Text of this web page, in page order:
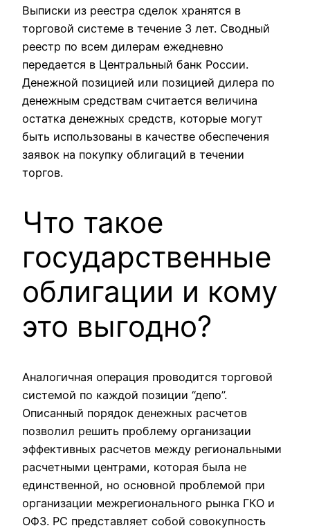
Выписки из реестра сделок хранятся в
торговой системе в течение 3 лет. Сводный
реестр по всем дилерам ежедневно
передается в Центральный банк России.
Денежной позицией или позицией дилера по
денежным средствам считается величина
остатка денежных средств, которые могут
быть использованы в качестве обеспечения
заявок на покупку облигаций в течении
торгов.
Что такое
государственные
облигации и кому
это выгодно?
Аналогичная операция проводится торговой
системой по каждой позиции “депо”.
Описанный порядок денежных расчетов
позволил решить проблему организации
эффективных расчетов между региональными
расчетными центрами, которая была не
единственной, но основной проблемой при
организации межрегионального рынка ГКО и
ОФЗ. РС представляет собой совокупность